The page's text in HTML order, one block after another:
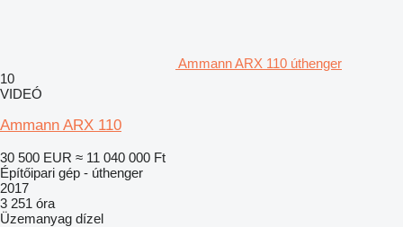
Ammann ARX 110 úthenger
10
VIDEÓ
Ammann ARX 110
30 500 EUR ≈ 11 040 000 Ft
Építőipari gép - úthenger
2017
3 251 óra
Üzemanyag dízel